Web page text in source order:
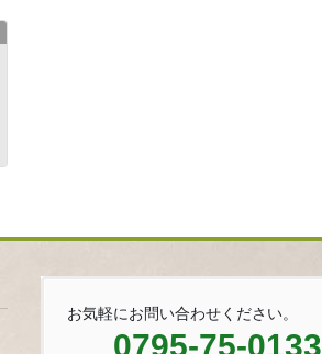
お気軽にお問い合わせください。
0795-75-0133